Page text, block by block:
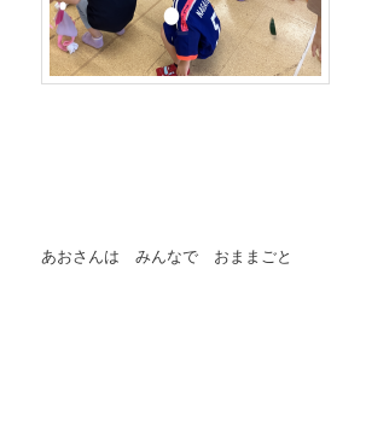
あおさんは みんなで おままごと